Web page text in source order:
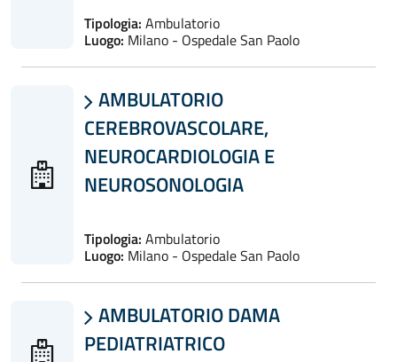
Tipologia: Ambulatorio
Luogo: Milano - Ospedale San Paolo
 AMBULATORIO
CEREBROVASCOLARE,
NEUROCARDIOLOGIA E
NEUROSONOLOGIA
Tipologia: Ambulatorio
Luogo: Milano - Ospedale San Paolo
 AMBULATORIO DAMA
PEDIATRIATRICO